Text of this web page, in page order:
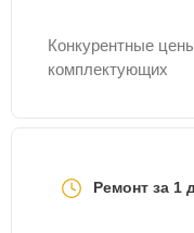
Конкурентные
комплектующих
Ремонт за 1